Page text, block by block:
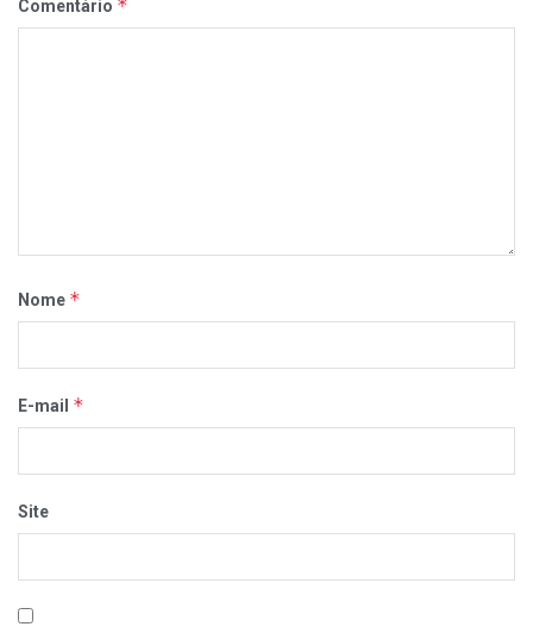
Comentário *
Nome *
E-mail *
Site